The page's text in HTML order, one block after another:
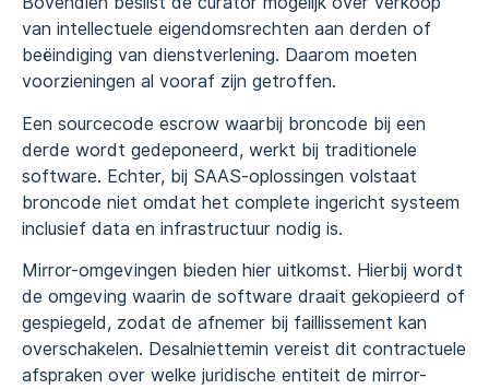
van intellectuele eigendomsrechten aan derden of
beëindiging van dienstverlening. Daarom moeten
voorzieningen al vooraf zijn getroffen.
Een sourcecode escrow waarbij broncode bij een
derde wordt gedeponeerd, werkt bij traditionele
software. Echter, bij SAAS-oplossingen volstaat
broncode niet omdat het complete ingericht systeem
inclusief data en infrastructuur nodig is.
Mirror-omgevingen bieden hier uitkomst. Hierbij wordt
de omgeving waarin de software draait gekopieerd of
gespiegeld, zodat de afnemer bij faillissement kan
overschakelen. Desalniettemin vereist dit contractuele
afspraken over welke juridische entiteit de mirror-